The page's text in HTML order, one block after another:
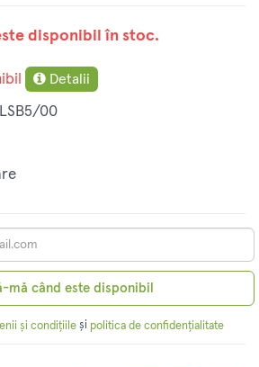
disponibil în stoc.
Detalii
00
mă când este disponibil
și condițiile și politica de confidențialitate